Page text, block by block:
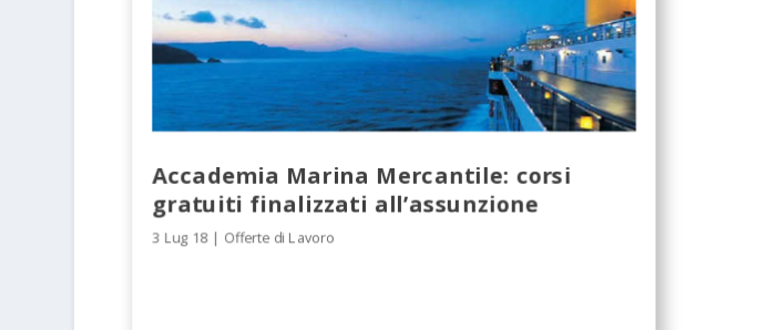
Accademia Marina Mercantile: corsi
gratuiti finalizzati all’assunzione
3 Lug 18| Offerte di Lavoro